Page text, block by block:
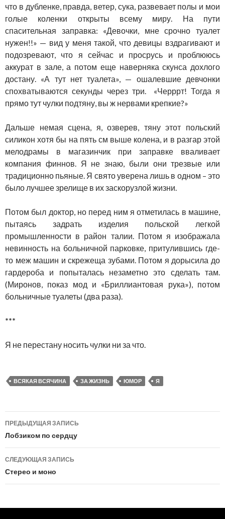
что в дубленке, правда, ветер, сука, развевает полы и мои
голые коленки открыты всему миру. На пути
спасительная заправка: «Девочки, мне срочно туалет
нужен!!» — вид у меня такой, что девицы вздрагивают и
подозревают, что я сейчас и просрусь и проблююсь
аккурат в зале, а потом еще наверняка скунса дохлого
достану. «А тут нет туалета», — ошалевшие девчонки
спохватываются секунды через три. «Черррт! Тогда я
прямо тут чулки подтяну, вы ж нервами крепкие?»
Дальше немая сцена, я, озверев, тяну этот польский
силикон хотя бы на пять см выше колена, и в разгар этой
мелодрамы в магазинчик при заправке вваливает
компания финнов. Я не знаю, были они трезвые или
традиционно пьяные. Я свято уверена лишь в одном – это
было лучшее зрелище в их заскорузлой жизни.
Потом был доктор, но перед ним я отметилась в машине,
пытаясь задрать изделия польской легкой
промышленности в район талии. Потом я изображала
невинность на больничной парковке, притулившись где-
то меж машин и скрежеща зубами. Потом я дорысила до
гардероба и попыталась незаметно это сделать там.
(Миронов, показ мод и «Бриллиантовая рука»), потом
больничные туалеты (два раза).
***
Я не перестану носить чулки ни за что.
ВСЯКАЯ ВСЯЧИНА ЗА ЖИЗНЬ ЮМОР Я
Навигация
по
записям
ПРЕДЫДУЩАЯ ЗАПИСЬ
Лобзиком по сердцу
СЛЕДУЮЩАЯ ЗАПИСЬ
Стерео и моно